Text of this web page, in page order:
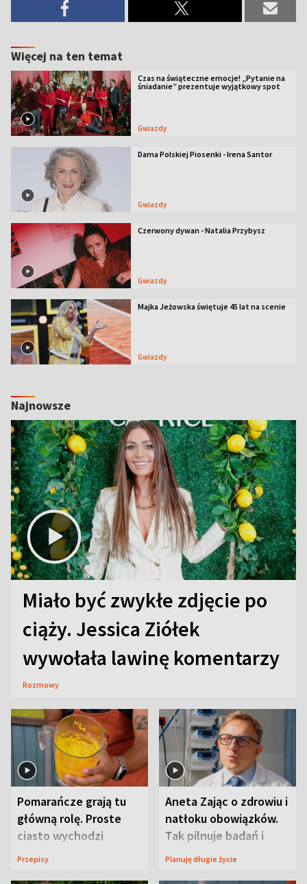
Więcej na ten temat
Czas na świąteczne emocje! „Pytanie na
śniadanie” prezentuje wyjątkowy spot
Gwiazdy
Dama Polskiej Piosenki - Irena Santor
Gwiazdy
Czerwony dywan - Natalia Przybysz
Gwiazdy
Majka Jeżowska świętuje 45 lat na scenie
Gwiazdy
Najnowsze
Miało być zwykłe zdjęcie po
ciąży. Jessica Ziółek
wywołała lawinę komentarzy
Rozmowy
Pomarańcze grają tu
główną rolę. Proste
ciasto wychodzi
wyjątkowo wilgotne
Przepisy
Aneta Zając o zdrowiu i
natłoku obowiązków.
Tak pilnuje badań i
wizyt
Planuję długie życie